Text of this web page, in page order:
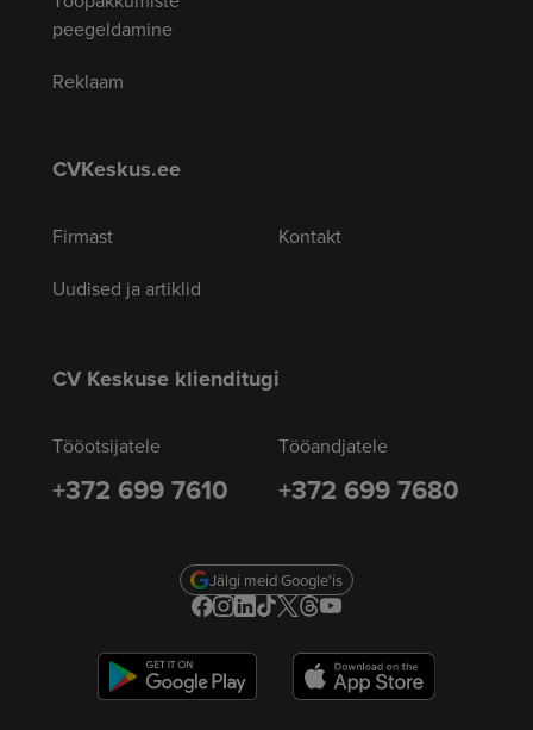
peegeldamine
Reklaam
CVKeskus.ee
Firmast
Uudised ja artiklid
Kontakt
CV Keskuse klienditugi
Tööotsijatele
+372 699 7610
Tööandjatele
+372 699 7680
Jälgi meid Google'is